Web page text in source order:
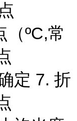
（ºC,常
定 7. 折